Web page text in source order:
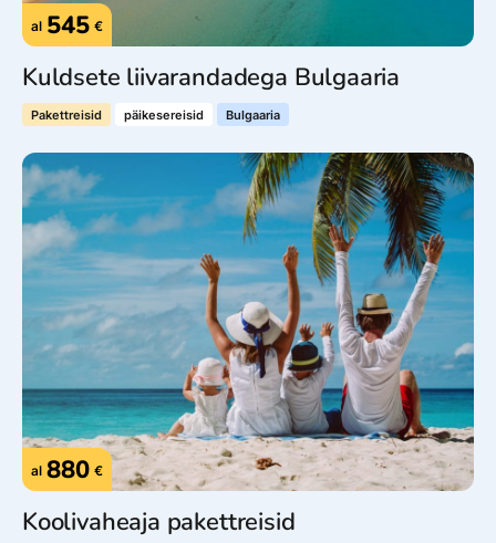
al 545 €
Kuldsete liivarandadega Bulgaaria
Pakettreisid päikesereisid Bulgaaria
al 880 €
Koolivaheaja pakettreisid